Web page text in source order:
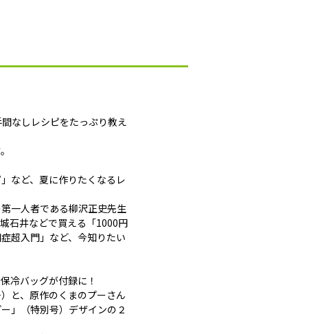
なしレシピをたっぷり教え
など、夏に作りたくなるレ
一人者である柳沢正史先生
石井などで買える「1000円
超入門」など、今知りたい
冷バッグが付録に！
と、原作のくまのプーさん
」（特別号）デザインの２